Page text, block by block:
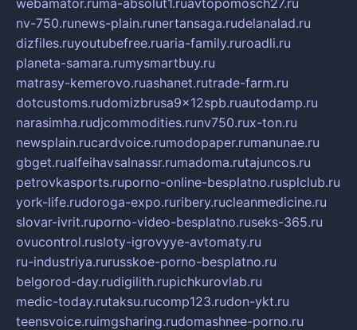
webamator.ruma-absolut1.ruavtopomosch27.ru
nv-750.runews-plain.runertansaga.rudelanalad.ru
dizfiles.ruyoutubefree.ruaria-family.ruroadli.ru
planeta-samara.rumysmartbuy.ru
matrasy-kemerovo.ruashanet.rutrade-farm.ru
dotcustoms.rudomizbrusa9x12spb.ruautodamp.ru
narasimha.rudjcommodities.runv750.rux-ton.ru
newsplain.rucardvoice.rumodopaper.rumanunae.ru
gbget.rualfeihavsalnassr.rumadoma.rutajuncos.ru
petrovkasports.ruporno-online-besplatno.rusplclub.ru
york-life.rudoroga-expo.ruribery.rucleanmedicine.ru
slovar-ivrit.ruporno-video-besplatno.ruseks-365.ru
ovucontrol.rusloty-igrovyye-avtomaty.ru
ru-industriya.rurusskoe-porno-besplatno.ru
belgorod-day.rudigilith.rupichkurovlab.ru
medic-today.rutaksu.rucomp123.rudon-ykt.ru
teensvoice.ruimgsharing.rudomashnee-porno.ru